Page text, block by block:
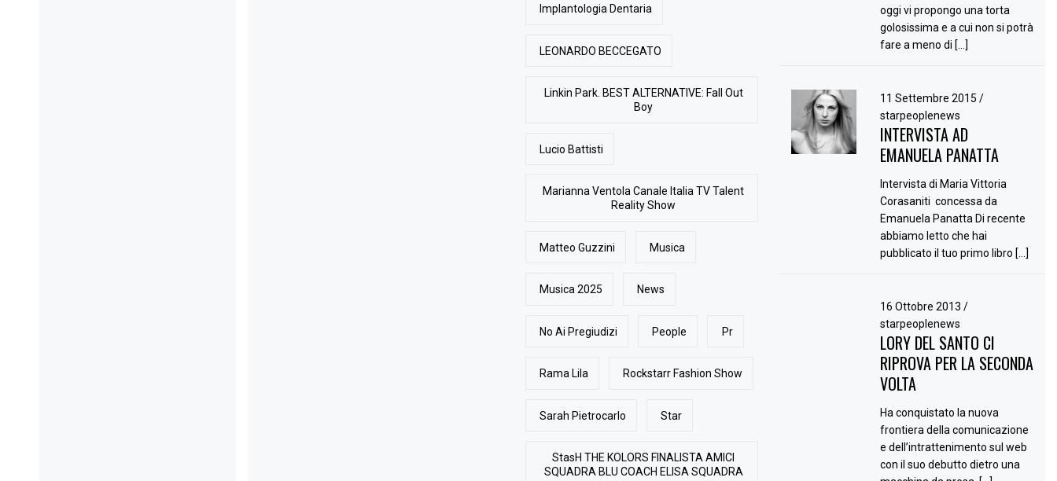
Implantologia Dentaria
LEONARDO BECCEGATO
Linkin Park. BEST ALTERNATIVE: Fall Out
Boy
Lucio Battisti
Marianna Ventola Canale Italia TV Talent
Reality Show
Matteo Guzzini Musica
Musica 2025 News
No Ai Pregiudizi People Pr
Rama Lila Rockstarr Fashion Show
Sarah Pietrocarlo Star
StasH THE KOLORS FINALISTA AMICI
SQUADRA BLU COACH ELISA SQUADRA
oggi vi propongo una torta
golosissima e a cui non si potrà
fare a meno di […]
11 Settembre 2015 /
starpeoplenews
INTERVISTA AD
EMANUELA PANATTA
Intervista di Maria Vittoria
Corasaniti concessa da
Emanuela Panatta Di recente
abbiamo letto che hai
pubblicato il tuo primo libro […]
16 Ottobre 2013 /
starpeoplenews
LORY DEL SANTO CI
RIPROVA PER LA SECONDA
VOLTA
Ha conquistato la nuova
frontiera della comunicazione
e dell’intrattenimento sul web
con il suo debutto dietro una